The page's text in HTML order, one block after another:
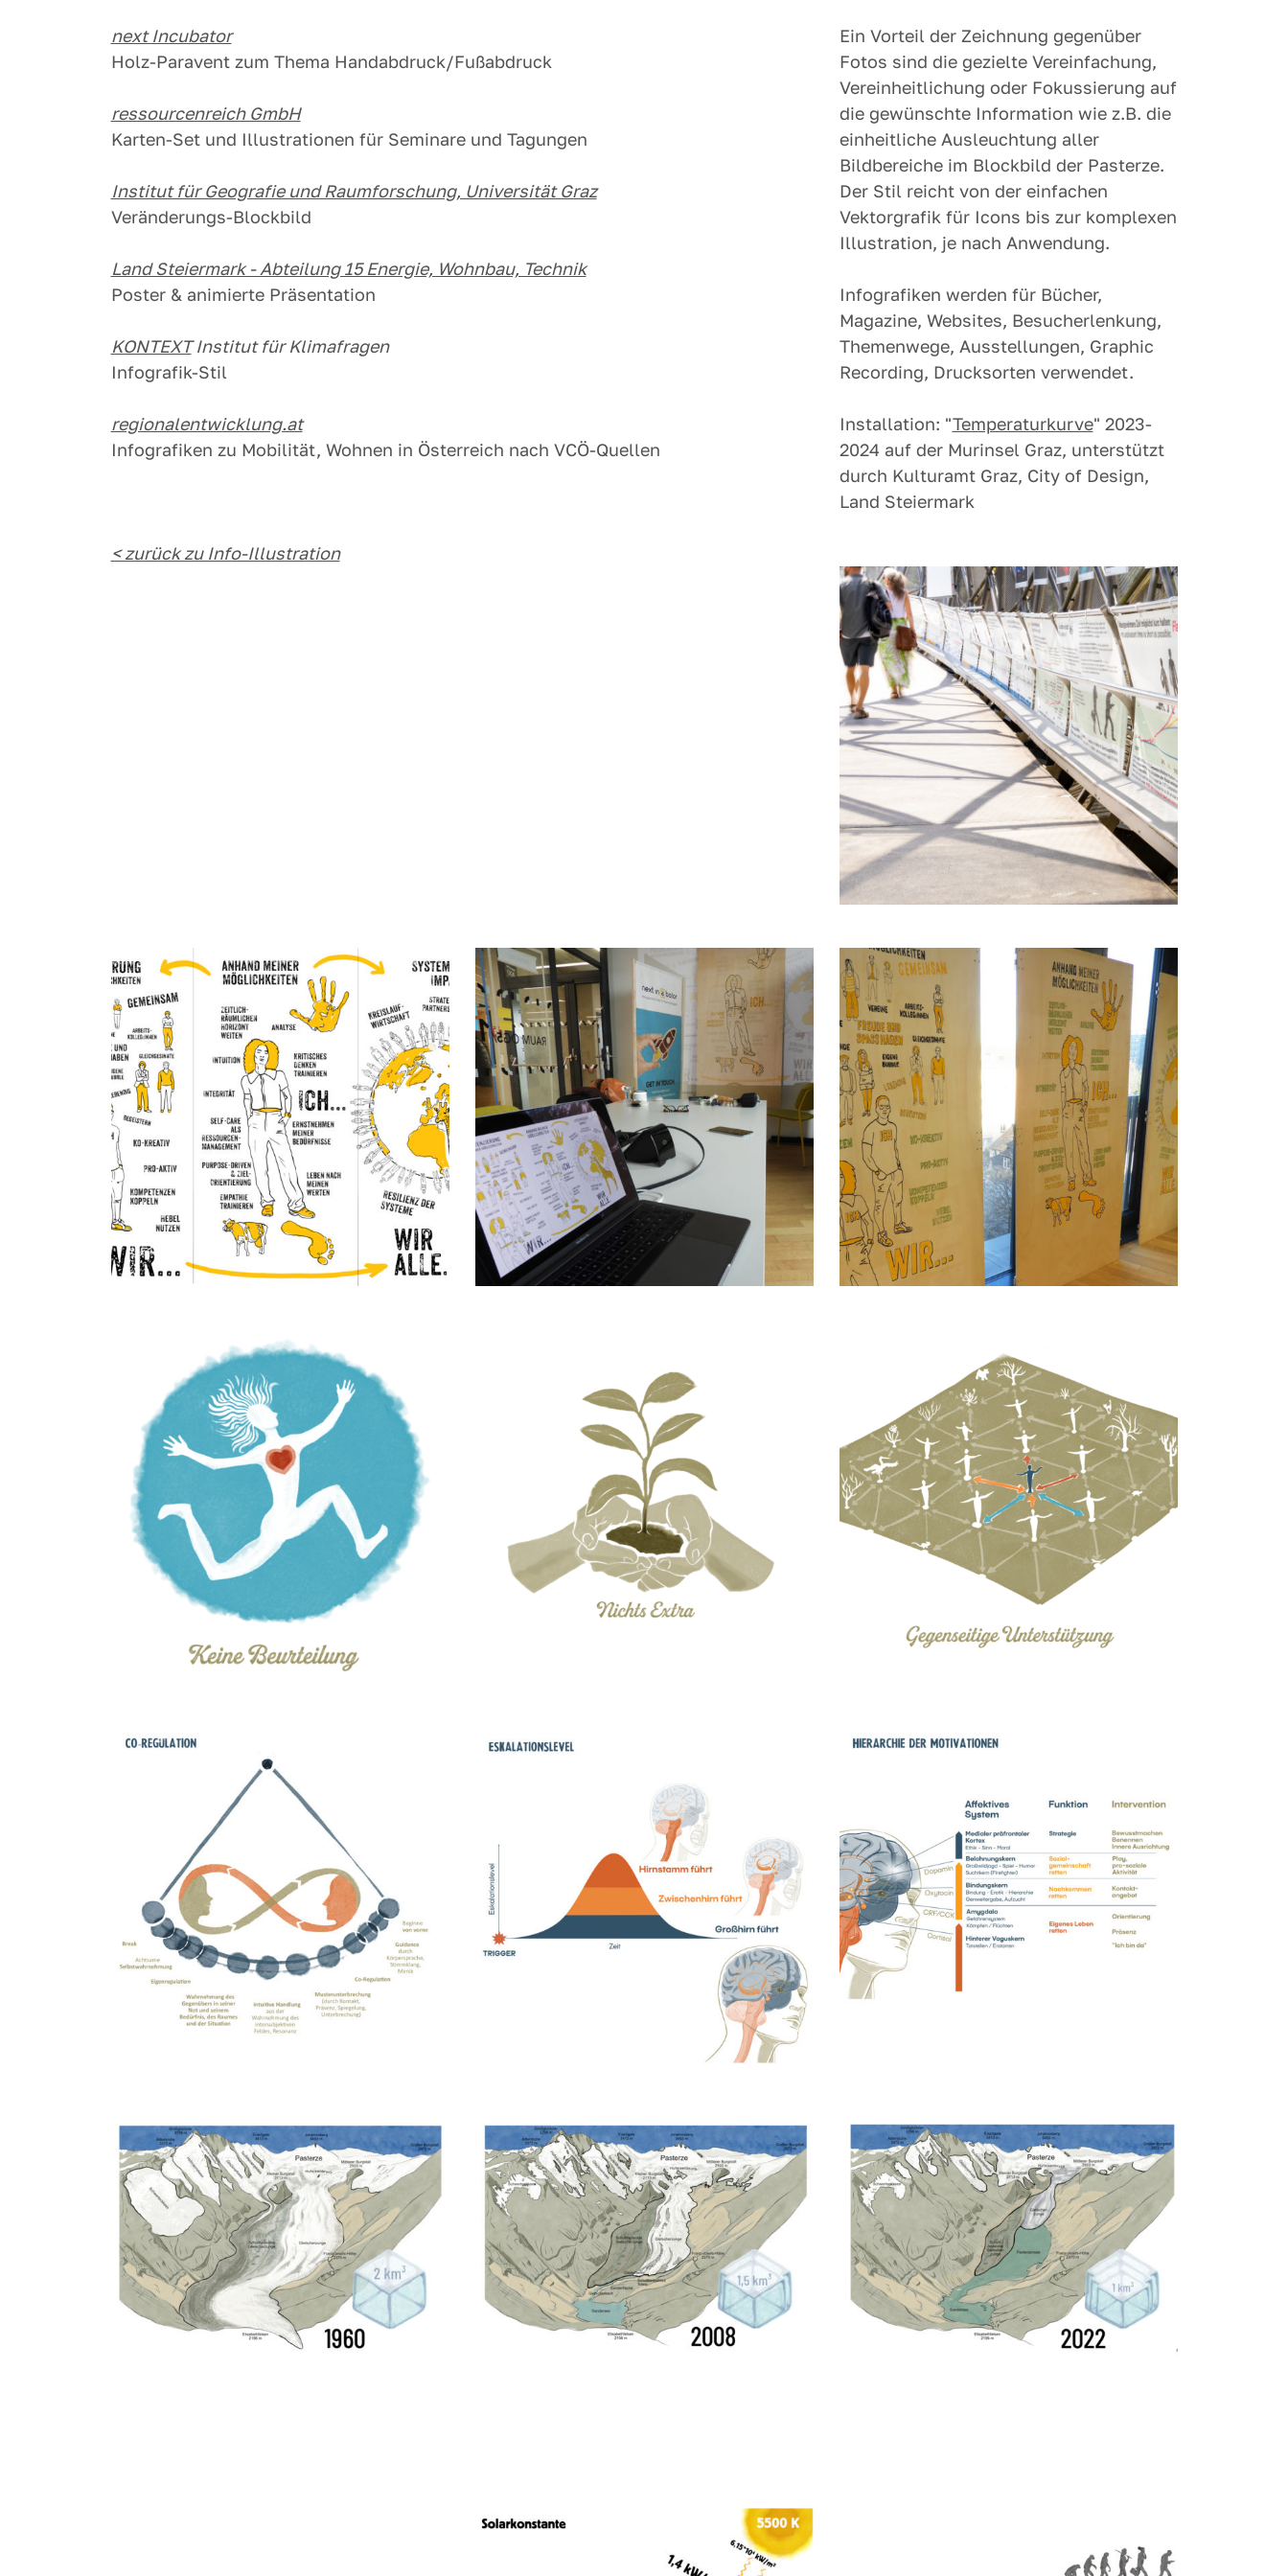
next Incubator
Holz-Paravent zum Thema Handabdruck/Fußabdruck
ressourcenreich GmbH
Karten-Set und Illustrationen für Seminare und Tagungen
Institut für Geografie und Raumforschung, Universität Graz
Veränderungs-Blockbild
Land Steiermark - Abteilung 15 Energie, Wohnbau, Technik
Poster & animierte Präsentation
KONTEXTInstitut für Klimafragen
Infografik-Stil
regionalentwicklung.at
Infografiken zu Mobilität, Wohnen in Österreich nach VCÖ-Quellen
< zurück zu Info-Illustration
Ein Vorteil der Zeichnung gegenüber
Fotos sind die gezielte Vereinfachung,
Vereinheitlichung oder Fokussierung auf
die gewünschte Information wie z.B. die
einheitliche Ausleuchtung aller
Bildbereiche im Blockbild der Pasterze.
Der Stil reicht von der einfachen
Vektorgrafik für Icons bis zur komplexen
Illustration, je nach Anwendung.
Infografiken werden für Bücher,
Magazine, Websites, Besucherlenkung,
Themenwege, Ausstellungen, Graphic
Recording, Drucksorten verwendet.
Installation: "Temperaturkurve" 2023-
2024 auf der Murinsel Graz, unterstützt
durch Kulturamt Graz, City of Design,
Land Steiermark